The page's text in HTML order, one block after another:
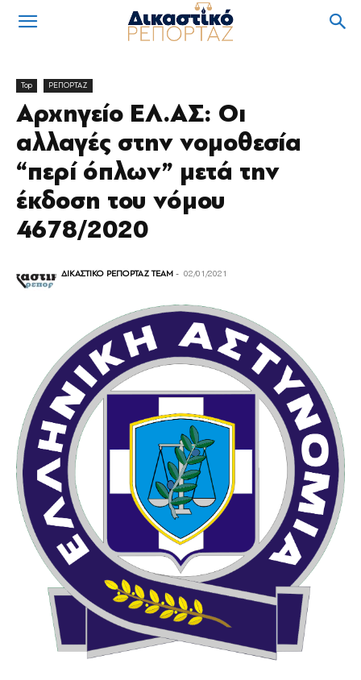
Top ΡΕΠΟΡΤΑΖ
Αρχηγείο ΕΛ.ΑΣ: Οι
αλλαγές στην νομοθεσία
“περί όπλων” μετά την
έκδοση του νόμου
4678/2020
ΔΙΚΑΣΤΙΚΟ ΡΕΠΟΡΤΑΖ TEAM - 02/01/2021